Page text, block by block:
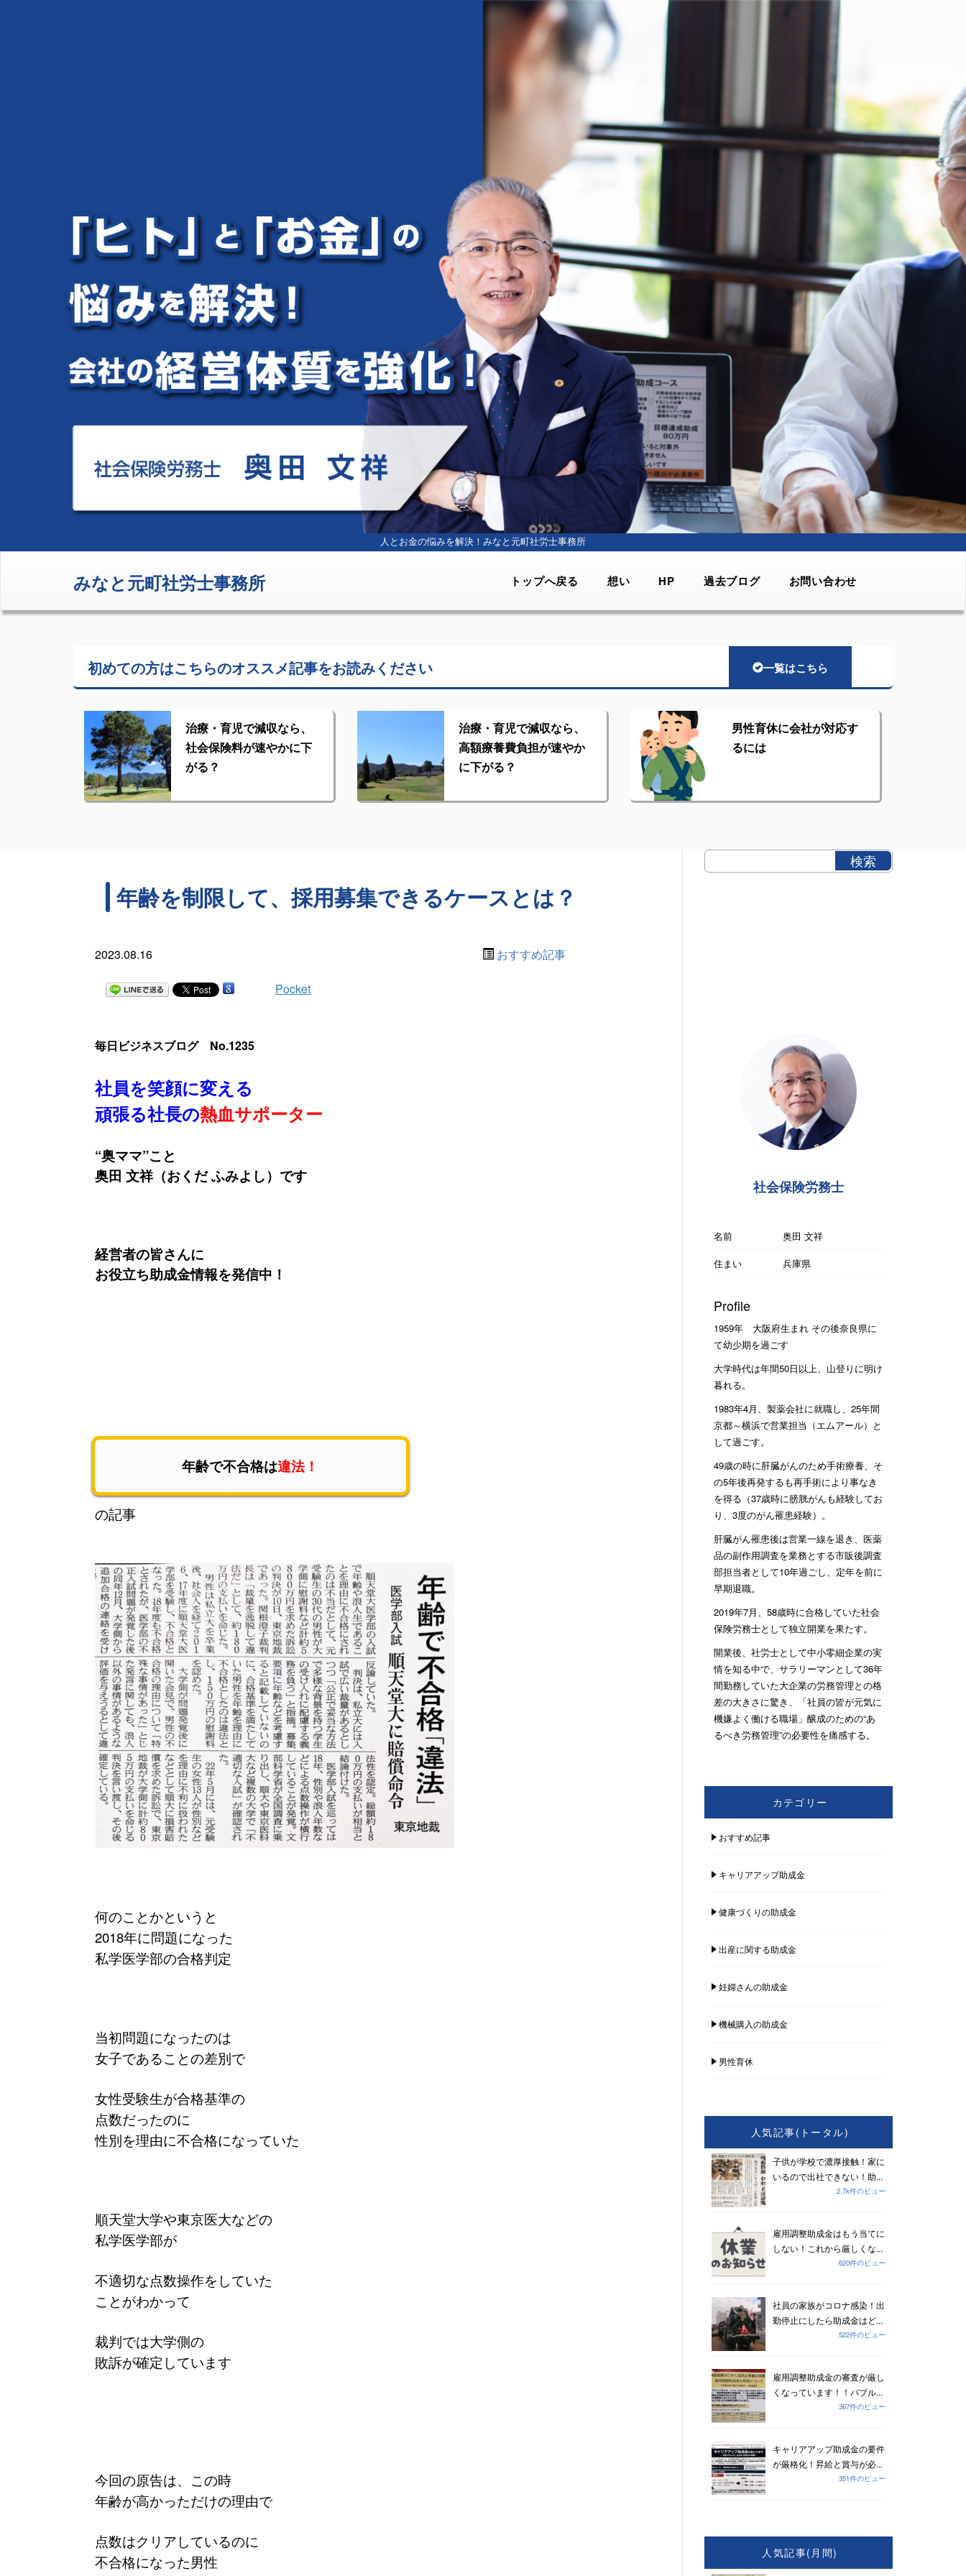
人とお金の悩みを解決！ みなと元町社労士事務所
みなと元町社労士事務所 トップへ戻る 想い HP 過去ブログ お問い合わせ
初めての方はこちらのオススメ記事をお読みください 一覧はこちら
治療・育児で減収なら、
社会保険料が速やかに下
がる？
治療・育児で減収なら、
高額療養費負担が速やか
に下がる？
男性育休に会社が対応す
るには
年齢を制限して、採用募集できるケースとは？
2023.08.16 おすすめ記事
Pocket
毎日ビジネスブログ No.1235
社員を笑顔に変える
頑張る社長の熱血サポーター
“奥ママ”こと
奥田 文祥（おくだ ふみよし）です
経営者の皆さんに
お役立ち助成金情報を発信中！
年齢で不合格は違法！
の記事
何のことかというと
2018年に問題になった
私学医学部の合格判定
当初問題になったのは
女子であることの差別で
女性受験生が合格基準の
点数だったのに
性別を理由に不合格になっていた
順天堂大学や東京医大などの
私学医学部が
不適切な点数操作をしていた
ことがわかって
裁判では大学側の
敗訴が確定しています
今回の原告は、 この時
年齢が高かっただけの理由で
点数はクリアしているのに
不合格になった男性
社会保険労務士
名前
奥田 文祥
住まい
兵庫県
Profile
1959年 大阪府生まれ その後奈良県に
て幼少期を過ごす
大学時代は年間50日以上、山登りに明け
暮れる。
1983年4月、製薬会社に就職し、25年間
京都～横浜で営業担当（エムアール）と
して過ごす。
49歳の時に肝臓がんのため手術療養、そ
の5年後再発するも再手術により事なき
を得る（37歳時に膀胱がんも経験してお
り、3度のがん罹患経験）。
肝臓がん罹患後は営業一線を退き、医薬
品の副作用調査を業務とする市販後調査
部担当者として10年過ごし、定年を前に
早期退職。
2019年7月、58歳時に合格していた社会
保険労務士として独立開業を果たす。
開業後、社労士として中小零細企業の実
情を知る中で、サラリーマンとして36年
間勤務していた大企業の労務管理との格
差の大きさに驚き、「社員の皆が元気に
機嫌よく働ける職場」醸成のための“あ
るべき労務管理”の必要性を痛感する。
カテゴリー
おすすめ記事
キャリアアップ助成金
健康づくりの助成金
出産に関する助成金
妊婦さんの助成金
機械購入の助成金
男性育休
人気記事(トータル)
子供が学校で濃厚接触！家に
いるので出社できない！助...
2.7k件のビュー
雇用調整助成金はもう当てに
しない！これから厳しくな...
620件のビュー
社員の家族がコロナ感染！出
勤停止にしたら助成金はど...
522件のビュー
雇用調整助成金の審査が厳し
くなっています！！バブル...
367件のビュー
キャリアアップ助成金の要件
が厳格化！昇給と賞与が必...
351件のビュー
人気記事(月間)